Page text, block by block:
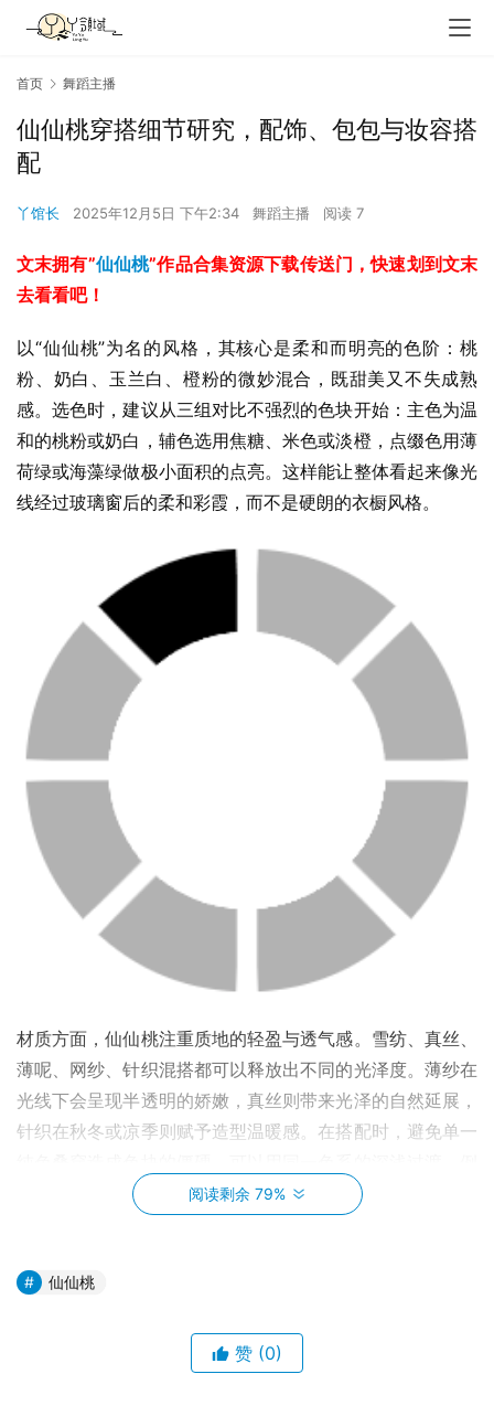
首页 舞蹈主播
仙仙桃穿搭细节研究，配饰、包包与妆容搭
配
丫馆长 2025年12月5日 下午2:34 舞蹈主播 阅读 7
文末拥有”仙仙桃”作品合集资源下载传送门，快速划到文末
去看看吧！
以“仙仙桃”为名的风格，其核心是柔和而明亮的色阶：桃
粉、奶白、玉兰白、橙粉的微妙混合，既甜美又不失成熟
感。选色时，建议从三组对比不强烈的色块开始：主色为温
和的桃粉或奶白，辅色选用焦糖、米色或淡橙，点缀色用薄
荷绿或海藻绿做极小面积的点亮。这样能让整体看起来像光
线经过玻璃窗后的柔和彩霞，而不是硬朗的衣橱风格。
材质方面，仙仙桃注重质地的轻盈与透气感。雪纺、真丝、
薄呢、网纱、针织混搭都可以释放出不同的光泽度。薄纱在
光线下会呈现半透明的娇嫩，真丝则带来光泽的自然延展，
针织在秋冬或凉季则赋予造型温暖感。在搭配时，避免单一
如桃粉裙摆配奶白上装，或奶白毛衣叠穿桃色外套，制造层
阅读剩余 79%
仙仙桃
赞 (0)